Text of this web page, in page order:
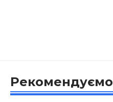
Рекомендуємо